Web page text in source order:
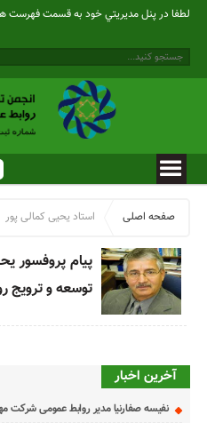
لطفا در پنل مديريتي خود به قسمت فهرست ها
صفحه اصلی استاد یحیی کمالی پور
پیام پروفسور
توسعه و ترویج
آخرین اخبار
نفیسه صفارنیا مدیر روابط‌ عمومی